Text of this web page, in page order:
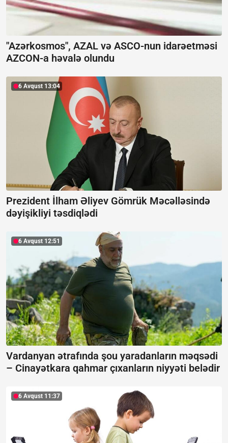
"Azərkosmos", AZAL və ASCO-nun idarəetməsi
AZCON-a həvalə olundu
6 Avqust 13:04
Prezident İlham Əliyev Gömrük Məcəlləsində
dəyişikliyi təsdiqlədi
6 Avqust 12:51
Vardanyan ətrafında şou yaradanların məqsədi
– Cinayətkara qahmar çıxanların niyyəti belədir
6 Avqust 11:37